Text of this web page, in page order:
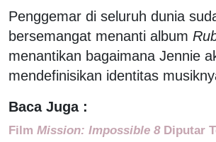
Penggemar di seluruh dunia
bersemangat menanti album
menantikan bagaimana Jennie
mendefinisikan identitas
Baca Juga :
Film Mission: Impossible 8Diputar